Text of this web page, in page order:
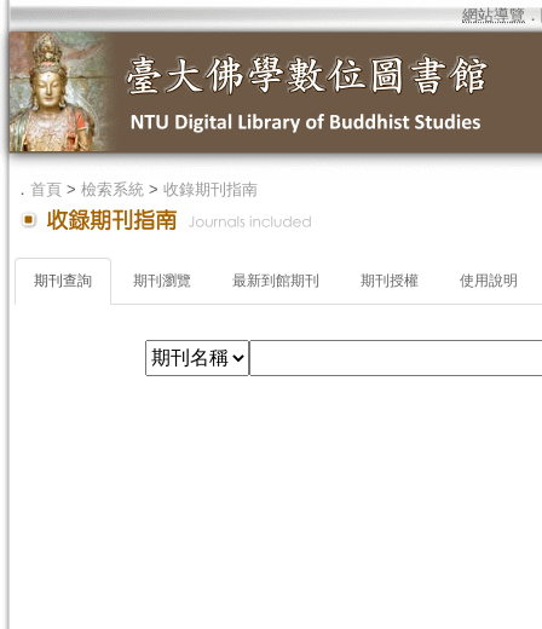
網站導覽 ．
． 首頁 > 檢索系統 > 收錄期刊指南
期刊查詢 期刊瀏覽 最新到館期刊 期刊授權 使用說明